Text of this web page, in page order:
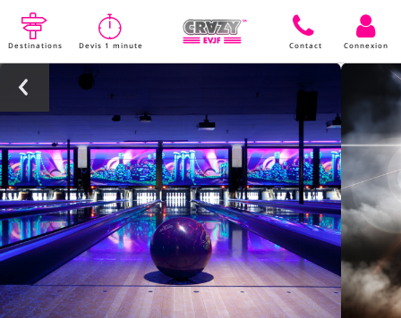
Destinations Devis 1 minute Contact Connexion